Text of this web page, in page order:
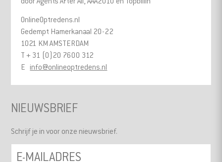
OnlineOptredens.nl
Gedempt Hamerkanaal 20-22
1021 KM AMSTERDAM
T + 31 (0)20 7600 312
E info@onlineoptredens.nl
NIEUWSBRIEF
Schrijf je in voor onze nieuwsbrief.